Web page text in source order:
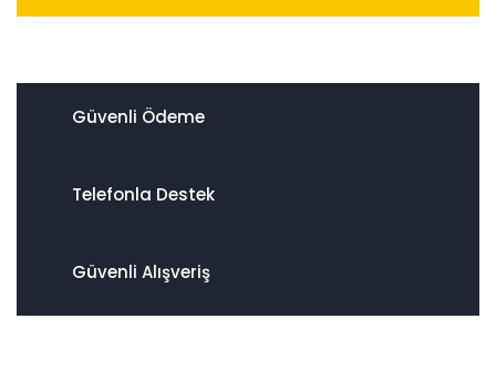
Güvenli Ödeme
Telefonla Destek
Güvenli Alışveriş